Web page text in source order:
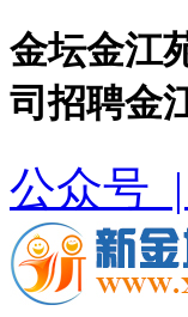
金坛金江
司招聘金
公众号 |